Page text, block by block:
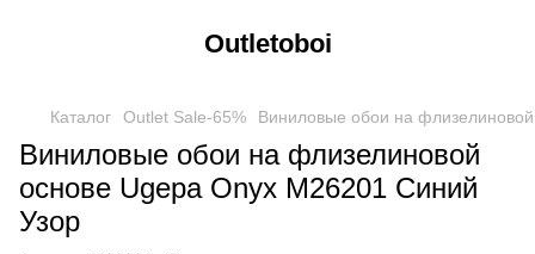
Outletoboi
Каталог Outlet Sale-65% Виниловые обои на
Виниловые обои на флизелиновой
основе Ugepa Onyx М26201 Синий
Узор